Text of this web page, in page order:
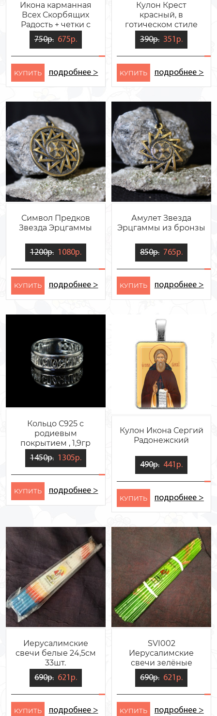
Икона карманная
Всех Скорбящих
Радость + четки с
мешочком
750р. 675р.
KУПИТЬ подробнее >
Кулон Крест
красный, в
готическом стиле
390р. 351р.
KУПИТЬ подробнее >
Символ Предков
Звезда Эрцгаммы
1200р. 1080р.
KУПИТЬ подробнее >
Амулет Звезда
Эрцгаммы из бронзы
850р. 765р.
KУПИТЬ подробнее >
Кольцо С925 с
родиевым
покрытием , 1,9гр
1450р. 1305р.
KУПИТЬ подробнее >
Кулон Икона Сергий
Радонежский
490р. 441р.
KУПИТЬ подробнее >
Иерусалимские
свечи белые 24,5см
33шт.
690р. 621р.
KУПИТЬ подробнее >
SVI002
Иерусалимские
свечи зелёные
24,5см 33шт.
690р. 621р.
KУПИТЬ подробнее >